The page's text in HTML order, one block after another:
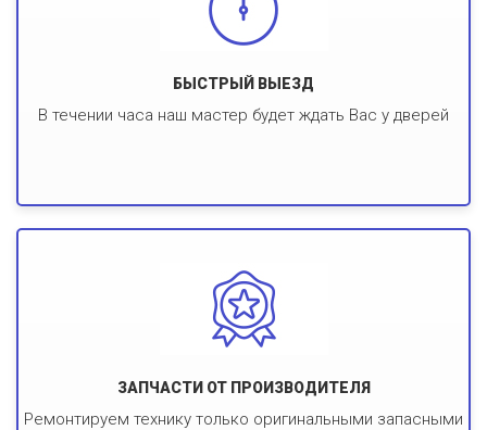
БЫСТРЫЙ ВЫЕЗД
В течении часа наш мастер будет ждать Вас у дверей
ЗАПЧАСТИ ОТ ПРОИЗВОДИТЕЛЯ
Ремонтируем технику только оригинальными запасными